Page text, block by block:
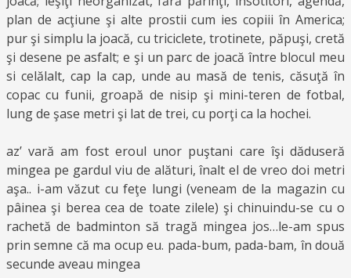
plan de acţiune şi alte prostii cum ies copiii în America;
pur şi simplu la joacă, cu triciclete, trotinete, păpuşi, cretă
şi desene pe asfalt; e şi un parc de joacă între blocul meu
si celălalt, cap la cap, unde au masă de tenis, căsuţă în
copac cu funii, groapă de nisip şi mini-teren de fotbal,
lung de şase metri şi lat de trei, cu porţi ca la hochei.
az’ vară am fost eroul unor puştani care îşi dăduseră
mingea pe gardul viu de alături, înalt el de vreo doi metri
aşa.. i-am văzut cu feţe lungi (veneam de la magazin cu
pâinea şi berea cea de toate zilele) şi chinuindu-se cu o
rachetă de badminton să tragă mingea jos…le-am spus
prin semne că ma ocup eu. pada-bum, pada-bam, în două
secunde aveau mingea